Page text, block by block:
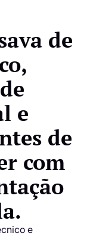
de
e
de
com
e